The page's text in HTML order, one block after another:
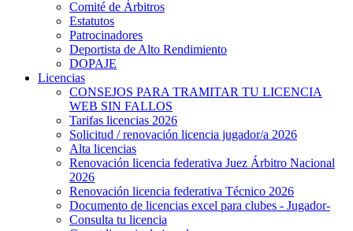
Comité de Árbitros
Estatutos
Patrocinadores
Deportista de Alto Rendimiento
DOPAJE
Licencias
CONSEJOS PARA TRAMITAR TU LICENCIA
WEB SIN FALLOS
Tarifas licencias 2026
Solicitud / renovación licencia jugador/a 2026
Alta licencias
Renovación licencia federativa Juez Árbitro Nacional
2026
Renovación licencia federativa Técnico 2026
Documento de licencias excel para clubes - Jugador-
Consulta tu licencia